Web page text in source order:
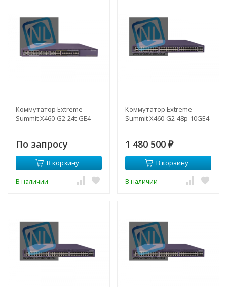
Коммутатор Extreme
Summit X460-G2-24t-GE4
По запросу
В корзину
В наличии
Коммутатор Extreme
Summit X460-G2-48p-10GE4
1 480 500 ₽
В корзину
В наличии